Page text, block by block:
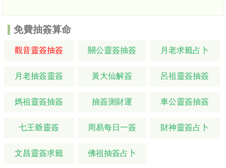
免費抽簽算命
觀音靈簽抽簽 關公靈簽抽簽 月老求籤占卜
月老抽簽靈簽 黃大仙解簽 呂祖靈簽抽簽
媽祖靈簽抽簽 抽簽測財運 車公靈簽抽簽
七王爺靈簽 周易每日一簽 財神靈簽占卜
文昌靈簽求籤 佛祖抽簽占卜